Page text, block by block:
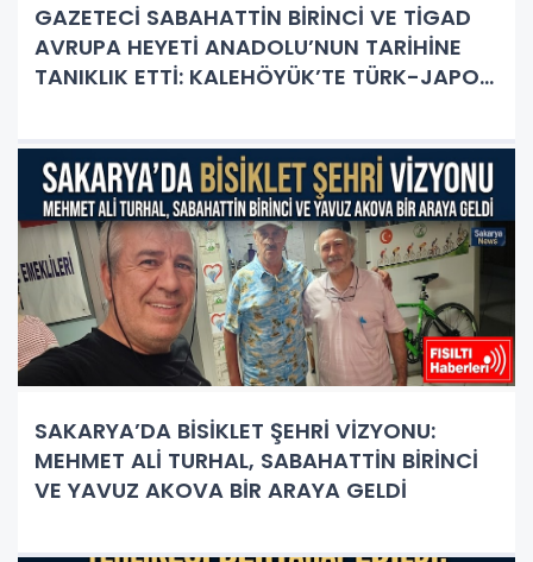
GAZETECİ SABAHATTİN BİRİNCİ VE TİGAD
AVRUPA HEYETİ ANADOLU’NUN TARİHİNE
TANIKLIK ETTİ: KALEHÖYÜK’TE TÜRK-JAPON
SAKARYA’DA BİSİKLET ŞEHRİ VİZYONU:
MEHMET ALİ TURHAL, SABAHATTİN BİRİNCİ
VE YAVUZ AKOVA BİR ARAYA GELDİ